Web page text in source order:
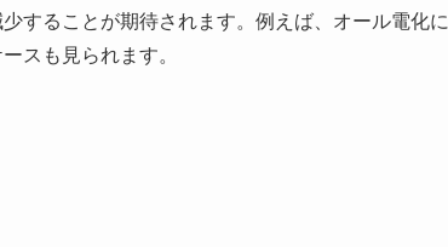
することが期待されます。例えば、オール電化に
スも見られます。